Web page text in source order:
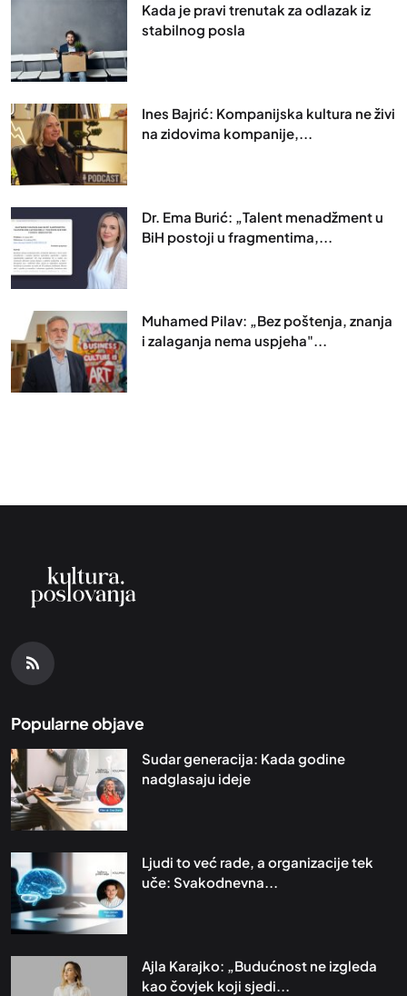
Kada je pravi trenutak za odlazak iz
stabilnog posla
Ines Bajrić: Kompanijska kultura ne živi
na zidovima kompanije,...
Dr. Ema Burić: „Talent menadžment u
BiH postoji u fragmentima,...
Muhamed Pilav: „Bez poštenja, znanja
i zalaganja nema uspjeha"...
Popularne objave
Sudar generacija: Kada godine
nadglasaju ideje
Ljudi to već rade, a organizacije tek
uče: Svakodnevna...
Ajla Karajko: „Budućnost ne izgleda
kao čovjek koji sjedi...